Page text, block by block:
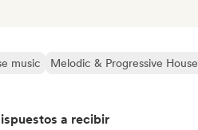
music Melodic & Progressive House
a recibir